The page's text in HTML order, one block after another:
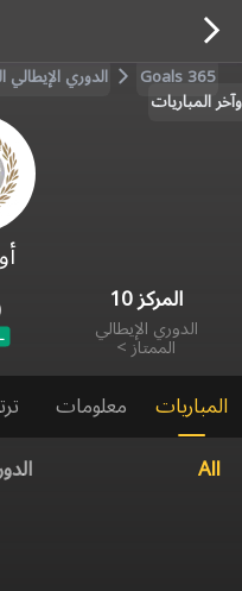
Goals 365 الدوري الإيطالي
وآخر المباريات
المركز10
الدوري الإيطالي
الممتاز>
المباريات معلومات
All